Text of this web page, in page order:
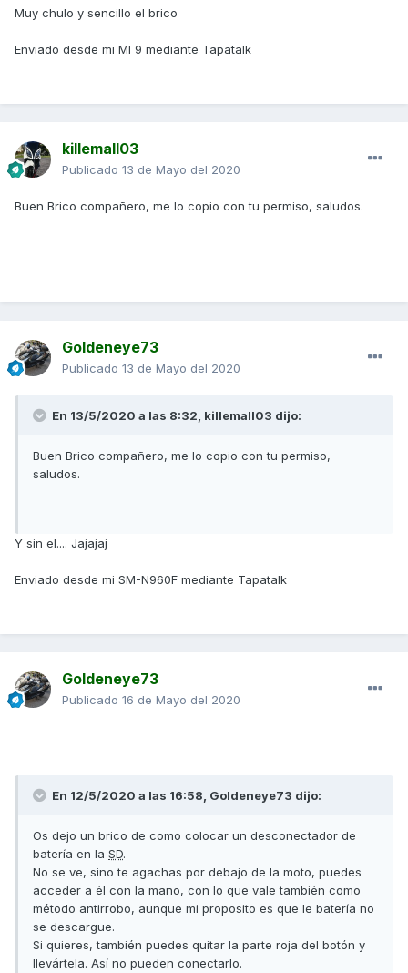
Muy chulo y sencillo el brico
Enviado desde mi MI 9 mediante Tapatalk
killemall03
Publicado 13 de Mayo del 2020
Buen Brico compañero, me lo copio con tu permiso, saludos.
Goldeneye73
Publicado 13 de Mayo del 2020
En 13/5/2020 a las 8:32, killemall03 dijo:
Buen Brico compañero, me lo copio con tu permiso,
saludos.
Y sin el.... Jajajaj
Enviado desde mi SM-N960F mediante Tapatalk
Goldeneye73
Publicado 16 de Mayo del 2020
En 12/5/2020 a las 16:58, Goldeneye73 dijo:
Os dejo un brico de como colocar un desconectador de
batería en la SD.
No se ve, sino te agachas por debajo de la moto, puedes
acceder a él con la mano, con lo que vale también como
método antirrobo, aunque mi proposito es que le batería no
se descargue.
Si quieres, también puedes quitar la parte roja del botón y
llevártela. Así no pueden conectarlo.